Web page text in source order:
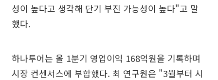
성이 높다고 생각해 단기 부진 가능성이 높다"고 말
했다.
하나투어는 올 1분기 영업이익 168억원을 기록하며
시장 컨센서스에 부합했다. 최 연구원은 "3월부터 시